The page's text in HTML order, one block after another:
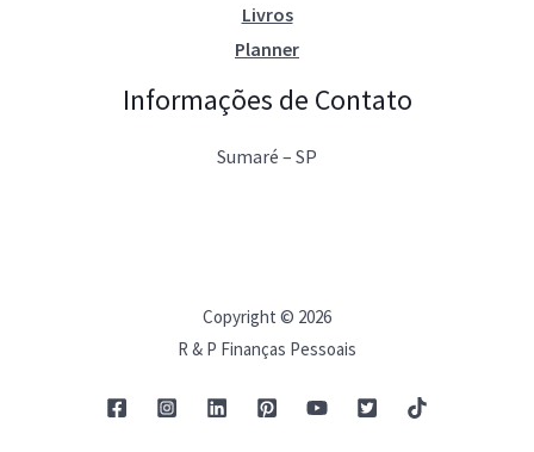
Livros
Planner
Informações de Contato
Sumaré – SP
Copyright © 2026
R & P Finanças Pessoais